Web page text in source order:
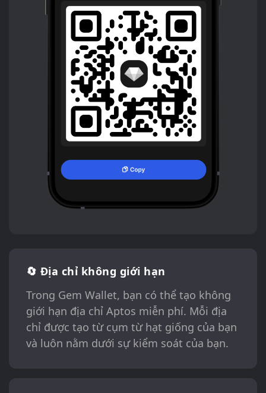
🔄 Địa chỉ không giới hạn
Trong Gem Wallet, bạn có thể tạo không
giới hạn địa chỉ Aptos miễn phí. Mỗi địa
chỉ được tạo từ cụm từ hạt giống của bạn
và luôn nằm dưới sự kiểm soát của bạn.